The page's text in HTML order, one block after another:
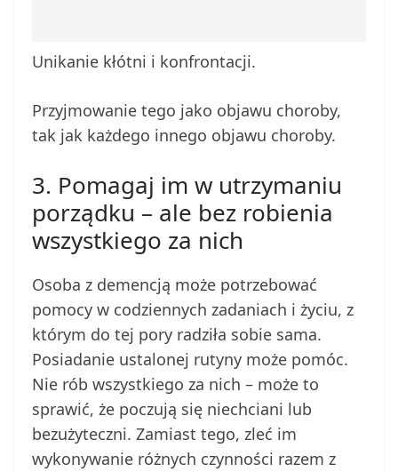
Unikanie kłótni i konfrontacji.
Przyjmowanie tego jako objawu choroby,
tak jak każdego innego objawu choroby.
3. Pomagaj im w utrzymaniu
porządku – ale bez robienia
wszystkiego za nich
Osoba z demencją może potrzebować
pomocy w codziennych zadaniach i życiu, z
którym do tej pory radziła sobie sama.
Posiadanie ustalonej rutyny może pomóc.
Nie rób wszystkiego za nich – może to
sprawić, że poczują się niechciani lub
bezużyteczni. Zamiast tego, zleć im
wykonywanie różnych czynności razem z